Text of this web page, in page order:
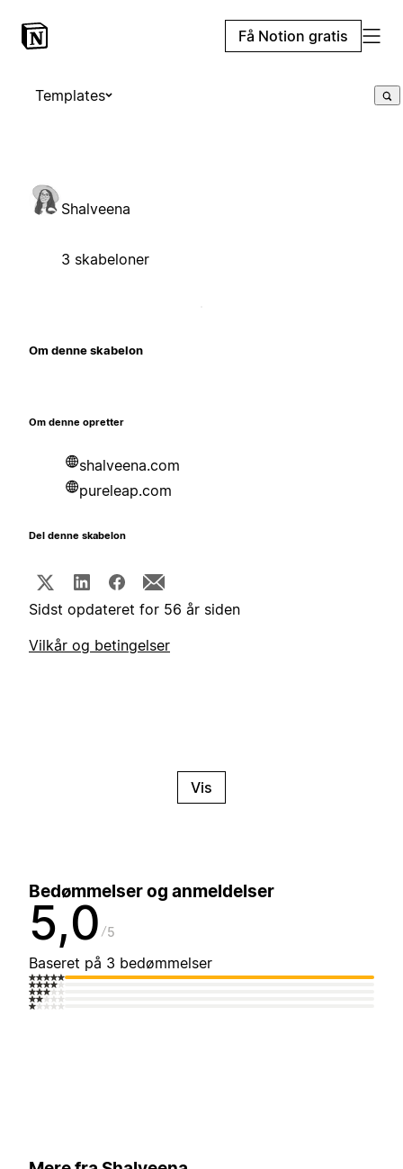
Få Notion gratis
Templates
Shalveena
3 skabeloner
Om denne skabelon
Om denne opretter
shalveena.com
pureleap.com
Del denne skabelon
Sidst opdateret for 56 år siden
Vilkår og betingelser
Vis
Bedømmelser og anmeldelser
5,0 5
Baseret på 3 bedømmelser